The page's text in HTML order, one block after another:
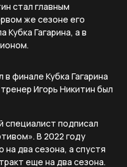
стал главным
же сезоне его
Гагарина, а в
финале Кубка Гагарина
Игорь Никитин был
специалист подписал
В 2022 году
два сезона, а спустя
еще на два сезона.